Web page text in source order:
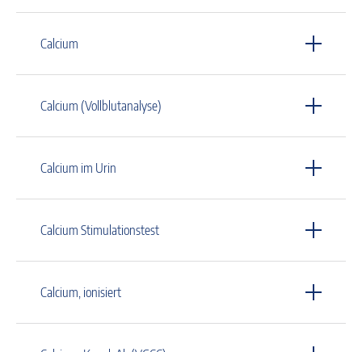
Calcium
Calcium (Vollblutanalyse)
Calcium im Urin
Calcium Stimulationstest
Calcium, ionisiert